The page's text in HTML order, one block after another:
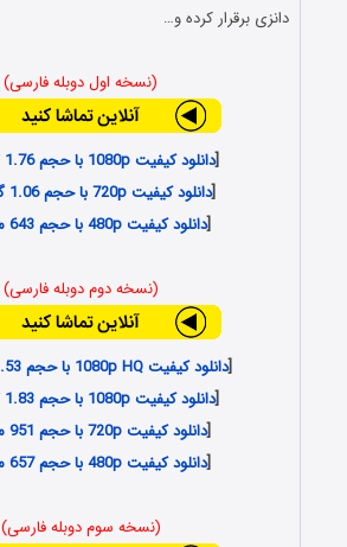
دانزی برقرار کرده و…
(نسخه اول دوبله فارسی)
[دانلود کیفیت 1080p با حجم 1.76 گیگابایت
[دانلود کیفیت 720p با حجم 1.06 گیگابایت
[دانلود کیفیت 480p با حجم 643 مگابایت
(نسخه دوم دوبله فارسی)
[دانلود کیفیت 1080p HQ با حجم 2.53 گیگابایت
[دانلود کیفیت 1080p با حجم 1.83 گیگابایت
[دانلود کیفیت 720p با حجم 951 مگابایت
[دانلود کیفیت 480p با حجم 657 مگابایت
(نسخه سوم دوبله فارسی)